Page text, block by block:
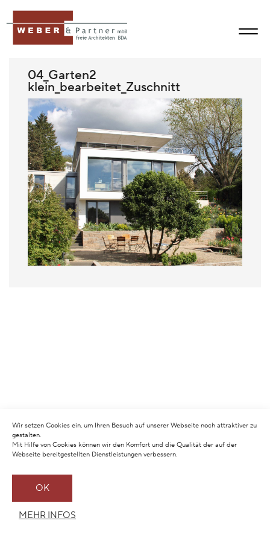
Wir setzen Cookies ein, um Ihren Besuch auf unserer Webseite noch attraktiver zu
gestalten.
Mit Hilfe von Cookies können wir den Komfort und die Qualität der auf der
Webseite bereitgestellten Dienstleistungen verbessern.
OK
MEHR INFOS
04_Garten2
klein_bearbeitet_Zuschnitt